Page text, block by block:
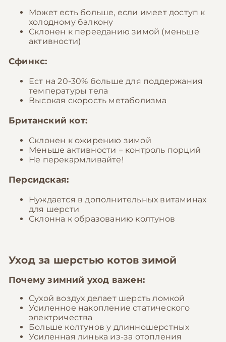
Может есть больше, если имеет доступ к
холодному балкону
Склонен к перееданию зимой (меньше
активности)
Сфинкс:
Ест на 20-30% больше для поддержания
температуры тела
Высокая скорость метаболизма
Британский кот:
Склонен к ожирению зимой
Меньше активности = контроль порций
Не перекармливайте!
Персидская:
Нуждается в дополнительных витаминах
для шерсти
Склонна к образованию колтунов
Уход за шерстью котов зимой
Почему зимний уход важен:
Сухой воздух делает шерсть ломкой
Усиленное накопление статического
электричества
Больше колтунов у длинношерстных
Усиленная линька из-за отопления